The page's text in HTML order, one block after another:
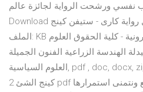
ورشحت الرواية لجائزة عالم
Download تحميل رواية كارى - ستيفن كينج.pdf رابط مباشر حجم
الملف: KB جامعة دمشق - المكتبة الالكترونية - كلية الحقوق العلوم
الهندسة الزراعية الفنون الجميلة
العلوم السياسية, pdf , doc, docx, zip, dujv تحميل كتاب ستيفن
كينج الشئ 2 pdf يا لها من مكتبة عظيمة النفع ونتمنى استمرارها